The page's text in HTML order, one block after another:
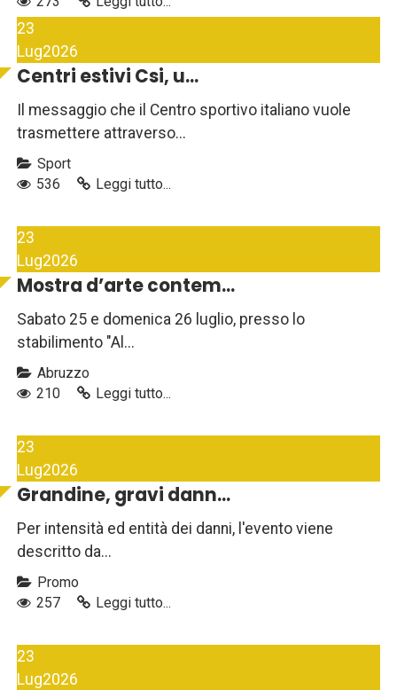
23
Lug2026
Centri estivi Csi, u...
Il messaggio che il Centro sportivo italiano vuole
trasmettere attraverso...
Sport
536
Leggi tutto...
23
Lug2026
Mostra d’arte contem...
Sabato 25 e domenica 26 luglio, presso lo
stabilimento "Al...
Abruzzo
210
Leggi tutto...
23
Lug2026
Grandine, gravi dann...
Per intensità ed entità dei danni, l'evento viene
descritto da...
Promo
257
Leggi tutto...
23
Lug2026